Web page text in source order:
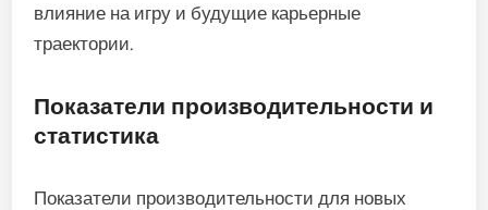
влияние на игру и будущие карьерные
траектории.
Показатели производительности и
статистика
Показатели производительности для новых